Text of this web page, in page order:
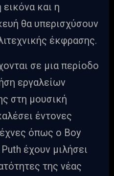
και η
θα υπερισχύσουν
έκφρασης.
σε μια περίοδο
εργαλείων
στη μουσική
έντονες
όπως ο Boy
έχουν μιλήσει
της νέας